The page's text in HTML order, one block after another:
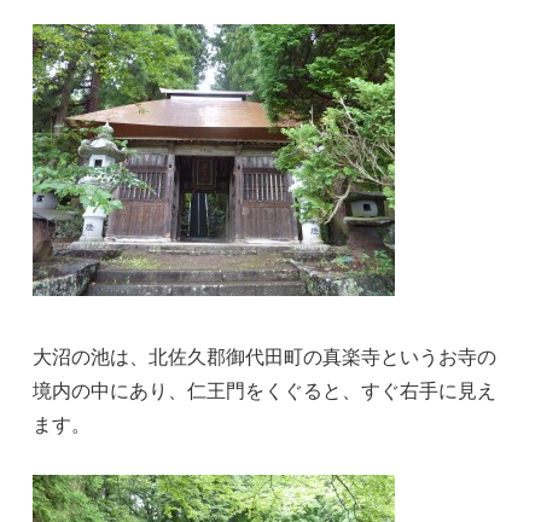
大沼の池は、北佐久郡御代田町の真楽寺というお寺の
境内の中にあり、仁王門をくぐると、すぐ右手に見え
ます。